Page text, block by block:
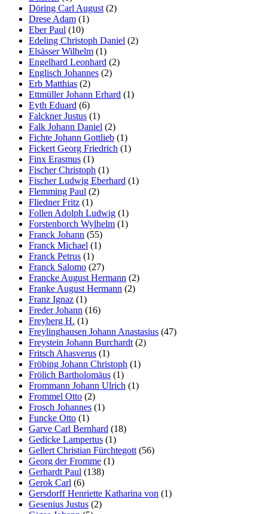
Döring Carl August (2)
Drese Adam (1)
Eber Paul (10)
Edeling Christoph Daniel (2)
Elsässer Wilhelm (1)
Engelhard Leonhard (2)
Englisch Johannes (2)
Erb Matthias (2)
Ettmüller Johann Erhard (1)
Eyth Eduard (6)
Falckner Justus (1)
Falk Johann Daniel (2)
Fichte Johann Gottlieb (1)
Fickert Georg Friedrich (1)
Finx Erasmus (1)
Fischer Christoph (1)
Fischer Ludwig Eberhard (1)
Flemming Paul (2)
Fliedner Fritz (1)
Follen Adolph Ludwig (1)
Forstenborch Wylhelm (1)
Franck Johann (55)
Franck Michael (1)
Franck Petrus (1)
Franck Salomo (27)
Francke August Hermann (2)
Franke August Hermann (2)
Franz Ignaz (1)
Freder Johann (16)
Freyberg H. (1)
Freylinghausen Johann Anastasius (47)
Freystein Johann Burchardt (2)
Fritsch Ahasverus (1)
Fröbing Johann Christoph (1)
Frölich Bartholomäus (1)
Frommann Johann Ulrich (1)
Frommel Otto (2)
Frosch Johannes (1)
Funcke Otto (1)
Garve Carl Bernhard (18)
Gedicke Lampertus (1)
Gellert Christian Fürchtegott (56)
Georg der Fromme (1)
Gerhardt Paul (138)
Gerok Carl (6)
Gersdorff Henriette Katharina von (1)
Gesenius Justus (2)